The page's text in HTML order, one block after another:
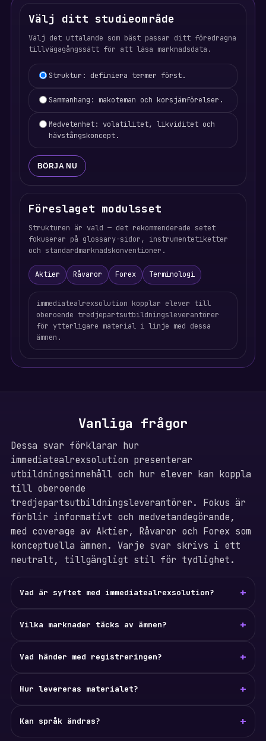
Välj ditt studieområde
Välj det uttalande som bäst passar ditt föredragna
tillvägagångssätt för att läsa marknadsdata.
Learning focus selection
Struktur: definiera termer först.
Sammanhang: makoteman och korsjämförelser.
Medvetenhet: volatilitet, likviditet och
hävstångskoncept.
BÖRJA NU
Föreslaget modulsset
Strukturen är vald — det rekommenderade setet
fokuserar på glossary-sidor, instrumentetiketter
och standardmarknadskonventioner.
Aktier Råvaror Forex Terminologi
immediatealrexsolution kopplar elever till
oberoende tredjepartsutbildningsleverantörer
för ytterligare material i linje med dessa
ämnen.
Vanliga frågor
Dessa svar förklarar hur
immediatealrexsolution presenterar
utbildningsinnehåll och hur elever kan koppla
till oberoende
tredjepartsutbildningsleverantörer. Fokus är
förblir informativt och medvetandegörande,
med coverage av Aktier, Råvaror och Forex som
konceptuella ämnen. Varje svar skrivs i ett
neutralt, tillgängligt stil för tydlighet.
Vad är syftet med immediatealrexsolution? +
Vilka marknader täcks av ämnen? +
Vad händer med registreringen? +
Hur levereras materialet? +
Kan språk ändras? +